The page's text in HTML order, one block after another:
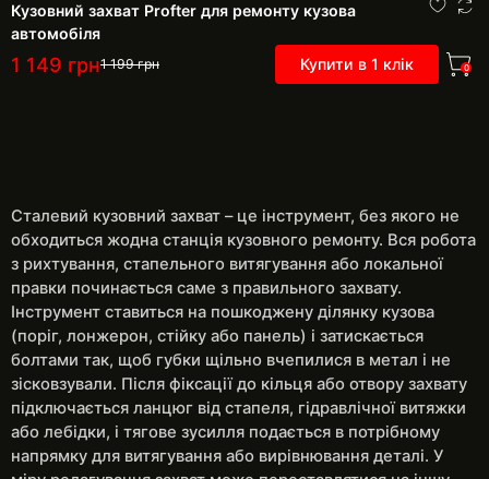
Кузовний захват Profter для ремонту кузова
автомобіля
1 149 грн1 199грн Купити в 1 клік 0
Сталевий кузовний захват – це інструмент, без якого не
обходиться жодна станція кузовного ремонту. Вся робота
з рихтування, стапельного витягування або локальної
правки починається саме з правильного захвату.
Інструмент ставиться на пошкоджену ділянку кузова
(поріг, лонжерон, стійку або панель) і затискається
болтами так, щоб губки щільно вчепилися в метал і не
зісковзували. Після фіксації до кільця або отвору захвату
підключається ланцюг від стапеля, гідравлічної витяжки
або лебідки, і тягове зусилля подається в потрібному
напрямку для витягування або вирівнювання деталі. У